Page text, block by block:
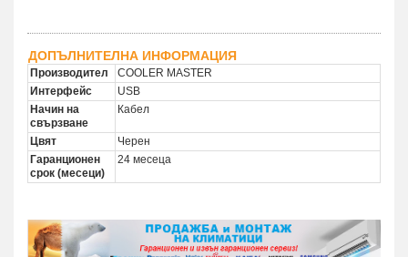
ДОПЪЛНИТЕЛНА ИНФОРМАЦИЯ
Производител
COOLER MASTER
Интерфейс
USB
Начин на
свързване
Кабел
Цвят
Черен
Гаранционен
срок (месеци)
24 месеца